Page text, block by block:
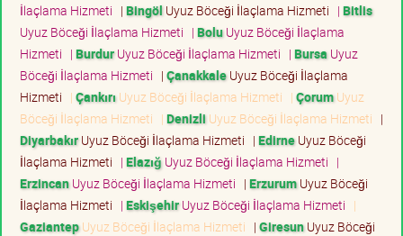
İlaçlama Hizmeti | Bingöl Uyuz Böceği İlaçlama Hizmeti | Bitlis
Uyuz Böceği İlaçlama Hizmeti | BoluUyuz Böceği İlaçlama
Hizmeti | BurdurUyuz Böceği İlaçlama Hizmeti | Bursa Uyuz
Böceği İlaçlama Hizmeti | ÇanakkaleUyuz Böceği İlaçlama
Hizmeti | Çankırı Uyuz Böceği İlaçlama Hizmeti | ÇorumUyuz
Böceği İlaçlama Hizmeti | Denizli Uyuz Böceği İlaçlama Hizmeti |
DiyarbakırUyuz Böceği İlaçlama Hizmeti | EdirneUyuz Böceği
İlaçlama Hizmeti | Elazığ Uyuz Böceği İlaçlama Hizmeti |
ErzincanUyuz Böceği İlaçlama Hizmeti | ErzurumUyuz Böceği
İlaçlama Hizmeti | EskişehirUyuz Böceği İlaçlama Hizmeti |
GaziantepUyuz Böceği İlaçlama Hizmeti | GiresunUyuz Böceği